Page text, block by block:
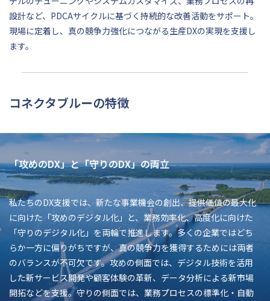
設計など、PDCAサイクルに基づく持続的な改善活動をサポート。
現場に定着し、真の競争力強化につながる生産DXの実現を支援し
ます。
コネクタブルーの特徴
「攻めのDX」と「守りのDX」の両立
私たちのDX支援では、新たな事業機会の創出、提供価値の最大化
に向けた「攻めのデジタル化」と、業務効率化、高度化に向けた
「守りのデジタル化」を両輪で推進します。多くの企業ではどち
らか一方に偏りがちですが、真の競争力を獲得するためには両者
のバランスが不可欠です。攻めの側面では、デジタル技術を活用
した新サービス開発や顧客体験の革新、データ分析による新市場
開拓などを支援。守りの側面では、業務プロセスの標準化・自動